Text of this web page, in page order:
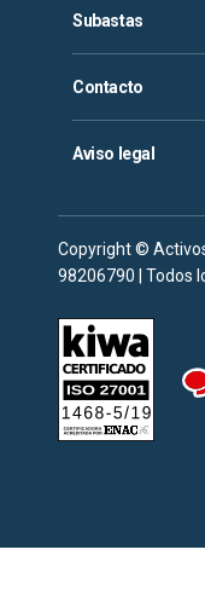
Subastas
Contacto
Aviso legal
Copyright ©
98206790 | Todos